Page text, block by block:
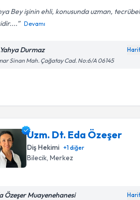
Bey işinin ehli, konusunda uzman,
Devamı
Durmaz
Sinan Mah. Çağatay Cad. No:6/A 06145
Uzm. Dt. Eda Özeşer
Diş Hekimi +1diğer
Bilecik ,Merkez
Özeşer Muayenehanesi